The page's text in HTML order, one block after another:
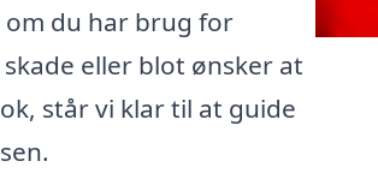
du har brug for
eller blot ønsker at
står vi klar til at guide